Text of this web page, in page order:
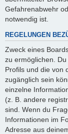
Gefahrenabwehr
notwendig ist.
REGELUNGEN
Zweck eines
zu ermöglichen.
Profils und die von
zugänglich sein
einzelne
(z. B. andere
sind. Wenn du
Informationen im
Adresse aus